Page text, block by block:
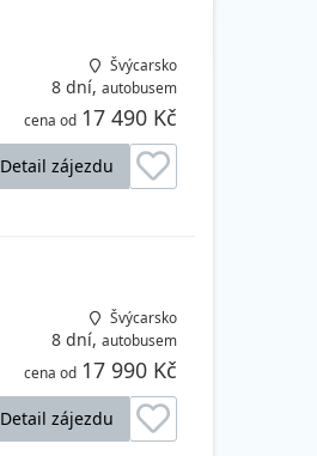
Švýcarsko
8 dní, autobusem
cena od 17 490 Kč
Detail zájezdu
Švýcarsko
8 dní, autobusem
cena od 17 990 Kč
Detail zájezdu